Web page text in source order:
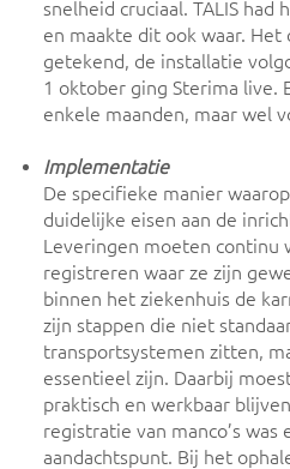
snelheid cruciaal. TALIS
en maakte dit ook waar.
getekend, de installatie
1 oktober ging Sterima live.
enkele maanden, maar wel
Implementatie
De specifieke manier
duidelijke eisen aan de
Leveringen moeten continu
registreren waar ze zijn
binnen het ziekenhuis de
zijn stappen die niet
transportsystemen zitten,
essentieel zijn. Daarbij
praktisch en werkbaar
registratie van manco’s was
aandachtspunt. Bij het